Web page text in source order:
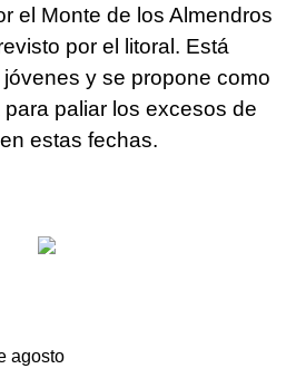
el Monte de los Almendros
por el litoral. Está
y se propone como
paliar los excesos de
estas fechas.
agosto